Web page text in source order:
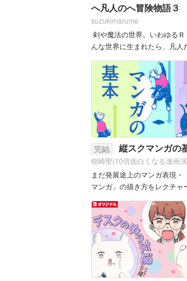
へ凡人のへ冒険物語３
suzukimarume
剣や魔法の世界。いわゆるＲ
んな世界に生まれたら、凡人
いだけの凡人の少年のお話
&nb...
完結 縦スクマンガの
樹崎聖(10倍面白くなる漫画
まだ発展途上のマンガ表現・
マンガ」の描き方をレクチャ
これからの作品作りに役立つ
し！